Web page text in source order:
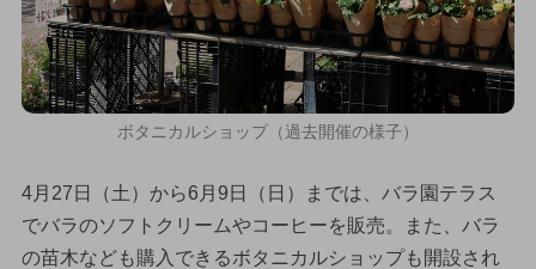
ボタニカルショップ（過去開催の様子）
4月27日（土）から6月9日（日）までは、バラ園テラス
でバラのソフトクリームやコーヒーを販売。また、バラ
の苗木なども購入できるボタニカルショップも開設され